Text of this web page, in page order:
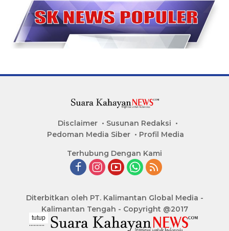
Disclaimer
Susunan Redaksi
Pedoman Media Siber
Profil Media
Terhubung Dengan Kami
Diterbitkan oleh PT. Kalimantan Global Media -
Kalimantan Tengah - Copyright @2017
tutup
..........